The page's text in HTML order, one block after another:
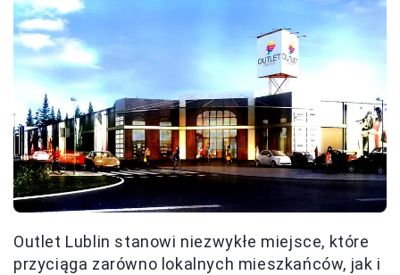
Outlet Lublin stanowi niezwykłe miejsce, które
przyciąga zarówno lokalnych mieszkańców, jak i